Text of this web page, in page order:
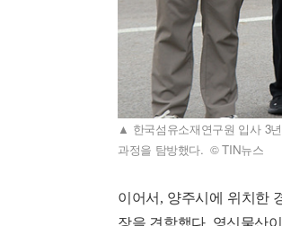
▲ 한국섬유소재연구원 입사 3
과정을 탐방했다. © TIN뉴스
이어서, 양주시에 위치한
장을 견학했다. 영신물산